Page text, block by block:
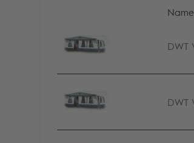
Name
DWT
DWT